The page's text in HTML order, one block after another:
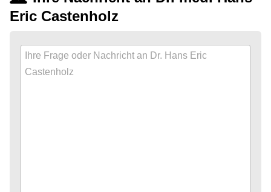
Eric Castenholz